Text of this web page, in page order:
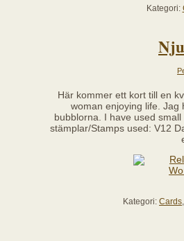
Kategori:
Här kommer ett kort till en
woman enjoying life. Jag
bubblorna. I have used
stämplar/Stamps used: V12
Kategori: Cards